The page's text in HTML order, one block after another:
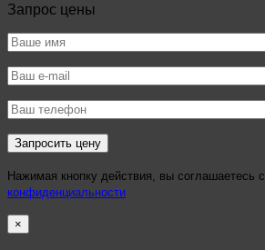
Запрос цены
Нажимая кнопку действия, вы соглашаетесь с
конфиденциальности
×